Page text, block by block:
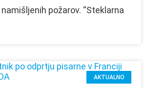
požarov. “Steklarna
AKTUALNO